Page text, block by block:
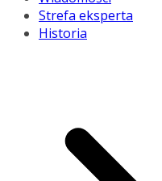
Strefa eksperta
Historia